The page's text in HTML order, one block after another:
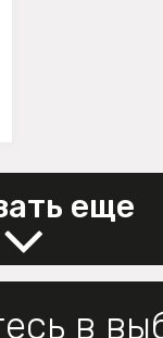
еще
в